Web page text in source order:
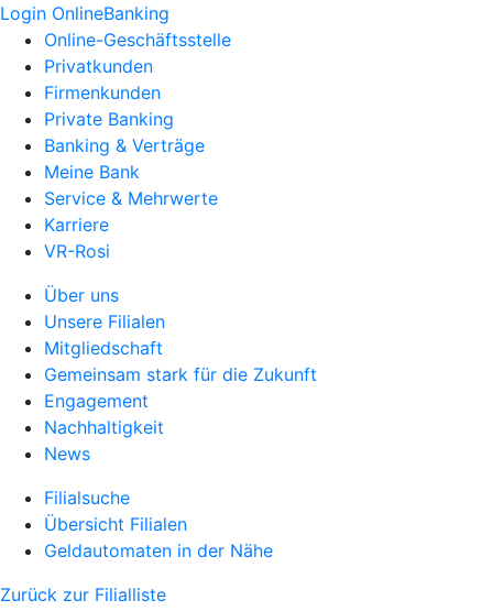
Login OnlineBanking
Online-Geschäftsstelle
Privatkunden
Firmenkunden
Private Banking
Banking & Verträge
Meine Bank
Service & Mehrwerte
Karriere
VR-Rosi
Über uns
Unsere Filialen
Mitgliedschaft
Gemeinsam stark für die Zukunft
Engagement
Nachhaltigkeit
News
Filialsuche
Übersicht Filialen
Geldautomaten in der Nähe
Zurück zur Filialliste